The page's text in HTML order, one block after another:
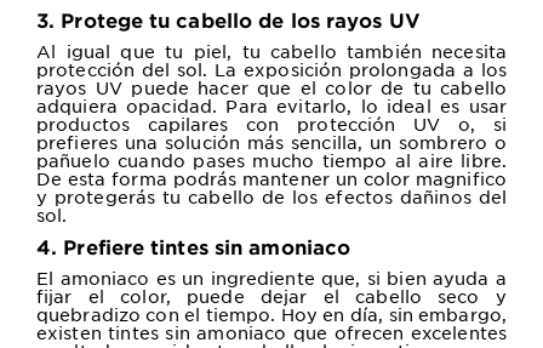
3. Protege tu cabello de los rayos UV
Al igual que tu piel, tu cabello también necesita
protección del sol. La exposición prolongada a los
rayos UV puede hacer que el color de tu cabello
adquiera opacidad. Para evitarlo, lo ideal es usar
productos capilares con protección UV o, si
prefieres una solución más sencilla, un sombrero o
pañuelo cuando pases mucho tiempo al aire libre.
De esta forma podrás mantener un color magnifico
y protegerás tu cabello de los efectos dañinos del
sol.
4. Prefiere tintes sin amoniaco
El amoniaco es un ingrediente que, si bien ayuda a
fijar el color, puede dejar el cabello seco y
quebradizo con el tiempo. Hoy en día, sin embargo,
existen tintes sin amoniaco que ofrecen excelentes